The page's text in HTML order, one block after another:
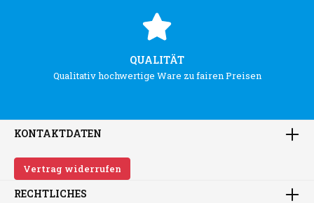
QUALITÄT
Qualitativ hochwertige Ware zu fairen Preisen
KONTAKTDATEN
Vertrag widerrufen
RECHTLICHES